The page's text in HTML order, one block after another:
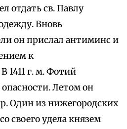
отдать св. Павлу
Вновь
он прислал антиминс и
к
г. м. Фотий
Летом он
Один из нижегородских
своего удела князем